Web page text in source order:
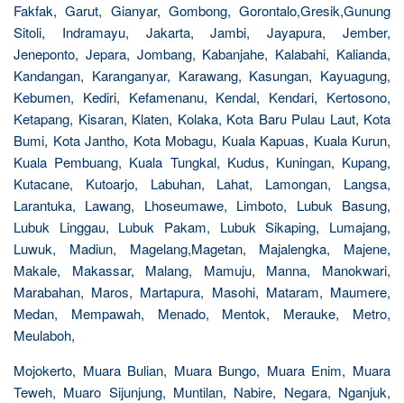
Fakfak, Garut, Gianyar, Gombong, Gorontalo,Gresik,Gunung
Sitoli, Indramayu, Jakarta, Jambi, Jayapura, Jember,
Jeneponto, Jepara, Jombang, Kabanjahe, Kalabahi, Kalianda,
Kandangan, Karanganyar, Karawang, Kasungan, Kayuagung,
Kebumen, Kediri, Kefamenanu, Kendal, Kendari, Kertosono,
Ketapang, Kisaran, Klaten, Kolaka, Kota Baru Pulau Laut, Kota
Bumi, Kota Jantho, Kota Mobagu, Kuala Kapuas, Kuala Kurun,
Kuala Pembuang, Kuala Tungkal, Kudus, Kuningan, Kupang,
Kutacane, Kutoarjo, Labuhan, Lahat, Lamongan, Langsa,
Larantuka, Lawang, Lhoseumawe, Limboto, Lubuk Basung,
Lubuk Linggau, Lubuk Pakam, Lubuk Sikaping, Lumajang,
Luwuk, Madiun, Magelang,Magetan, Majalengka, Majene,
Makale, Makassar, Malang, Mamuju, Manna, Manokwari,
Marabahan, Maros, Martapura, Masohi, Mataram, Maumere,
Medan, Mempawah, Menado, Mentok, Merauke, Metro,
Meulaboh,
Mojokerto, Muara Bulian, Muara Bungo, Muara Enim, Muara
Teweh, Muaro Sijunjung, Muntilan, Nabire, Negara, Nganjuk,